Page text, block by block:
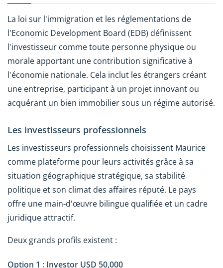
La loi sur l'immigration et les réglementations de
l'Economic Development Board (EDB) définissent
l'investisseur comme toute personne physique ou
morale apportant une contribution significative à
l'économie nationale. Cela inclut les étrangers créant
une entreprise, participant à un projet innovant ou
acquérant un bien immobilier sous un régime autorisé.
Les investisseurs professionnels
Les investisseurs professionnels choisissent Maurice
comme plateforme pour leurs activités grâce à sa
situation géographique stratégique, sa stabilité
politique et son climat des affaires réputé. Le pays
offre une main-d'œuvre bilingue qualifiée et un cadre
juridique attractif.
Deux grands profils existent :
Option 1 : Investor USD 50,000